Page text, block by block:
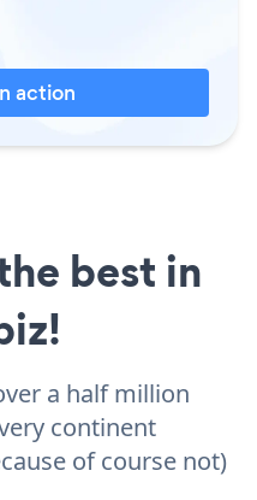
action
best in
a half million
continent
of course not)